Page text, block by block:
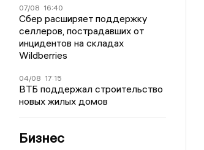
07/08 16:40
Сбер расширяет поддержку
селлеров, пострадавших от
инцидентов на складах
Wildberries
04/08 17:15
ВТБ поддержал строительство
новых жилых домов
Бизнес